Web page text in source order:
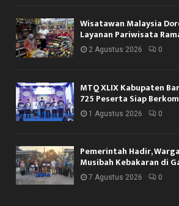
Wisatawan Malaysia
Layanan Pariwisata
2 Agustus 2026 0
MTQ XLIX Kabupaten
725 Peserta Siap
1 Agustus 2026 0
Pemerintah Hadir,
Musibah Kebakaran di
7 Agustus 2026 0